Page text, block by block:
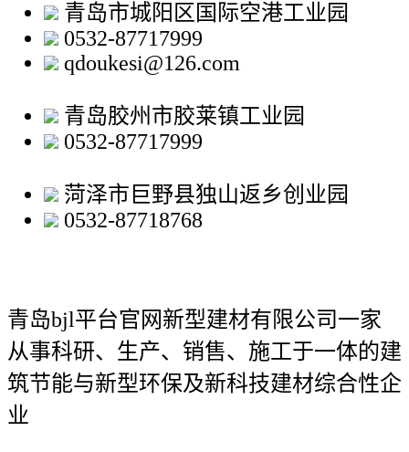
青岛市城阳区国际空港工业园
0532-87717999
qdoukesi@126.com
青岛胶州市胶莱镇工业园
0532-87717999
菏泽市巨野县独山返乡创业园
0532-87718768
青岛bjl平台官网新型建材有限公司一家
从事科研、生产、销售、施工于一体的建
筑节能与新型环保及新科技建材综合性企
业